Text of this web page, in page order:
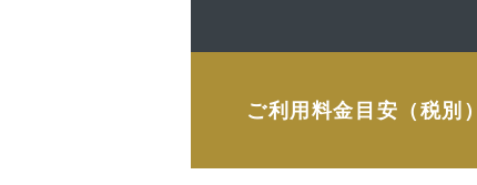
ご利用料金目安（税別）